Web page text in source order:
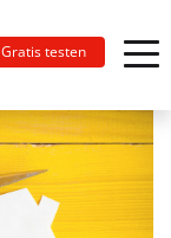
Gratis testen